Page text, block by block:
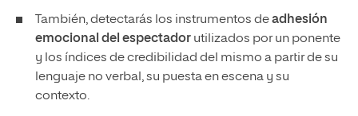
También, detectarás los instrumentos deadhesión
emocional del espectador utilizados por un ponente
y los índices de credibilidad del mismo a partir de su
lenguaje no verbal, su puesta en escena y su
contexto.